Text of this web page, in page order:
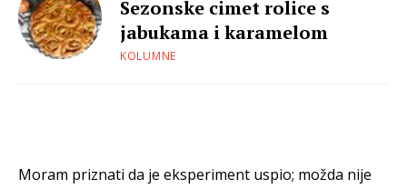
Sezonske cimet rolice s
jabukama i karamelom
KOLUMNE
Moram priznati da je eksperiment uspio; možda nije